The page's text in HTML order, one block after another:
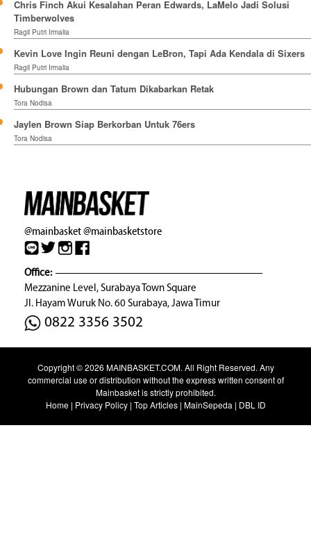
Chris Finch Akui Kesalahan Peran Edwards, LaMelo Jadi Solusi
Timberwolves
Ragil Putri Irmalia
Kevin Love Ingin Reuni dengan LeBron, Tapi Ada Kendala di Sixers
Ragil Putri Irmalia
Hubungan Brown dan Tatum Dikabarkan Retak
Tora Nodisa
Jaylen Brown Siap Berkorban Untuk 76ers
Tora Nodisa
@mainbasket@mainbasketstore
Office:
Mezzanine Level, Surabaya Town Square
Jl. Hayam Wuruk No. 60 Surabaya, Jawa Timur
0822 3356 3502
Copyright © 2026 MAINBASKET.COM. All Right Reserved. Any
commercial use or distribution without the express written consent of
Mainbasket is strictly prohibited.
Home| Privacy Policy| Top Articles| MainSepeda | DBL ID